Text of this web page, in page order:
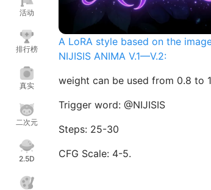
活动
排行榜
真实
二次元
2.5D
A LoRA style based on the
NIJISIS ANIMA V.1—V.2:
weight can be used from 0.8 to 1
Trigger word: @NIJISIS
Steps: 25-30
CFG Scale: 4-5.